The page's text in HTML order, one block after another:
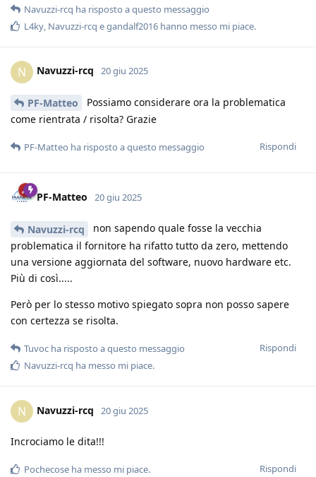
Navuzzi-rcq ha risposto a questo messaggio
L4ky Navuzzi-rcq egandalf2016 hanno messo mi piace.
N Navuzzi-rcq 20 giu 2025
PF-Matteo
Possiamo considerare ora la problematica
come rientrata / risolta? Grazie
Rispondi
PF-Matteo ha risposto a questo messaggio
PF-Matteo 20 giu 2025
Navuzzi-rcq
non sapendo quale fosse la vecchia
problematica il fornitore ha rifatto tutto da zero, mettendo
una versione aggiornata del software, nuovo hardware etc.
Più di così.....
Però per lo stesso motivo spiegato sopra non posso sapere
con certezza se risolta.
Rispondi
Tuvoc ha risposto a questo messaggio
Navuzzi-rcq ha messo mi piace.
N Navuzzi-rcq 20 giu 2025
Incrociamo le dita!!!
Rispondi
Pochecose ha messo mi piace.